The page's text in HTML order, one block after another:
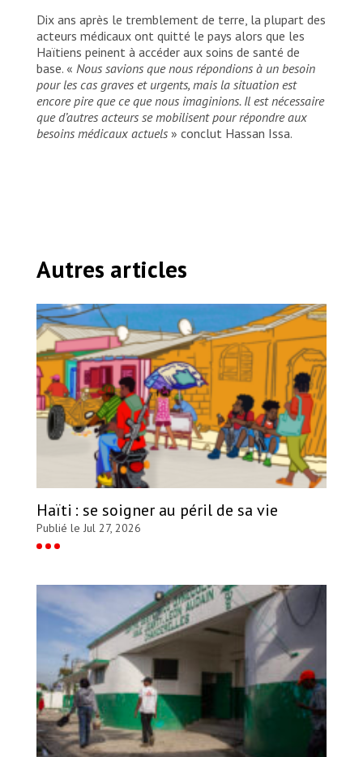
Dix ans après le tremblement de terre, la plupart des
acteurs médicaux ont quitté le pays alors que les
Haïtiens peinent à accéder aux soins de santé de
base. « Nous savions que nous répondions à un besoin
pour les cas graves et urgents, mais la situation est
encore pire que ce que nous imaginions. Il est nécessaire
que d’autres acteurs se mobilisent pour répondre aux
besoins médicaux actuels » conclut Hassan Issa.
Autres articles
Haïti : se soigner au péril de sa vie
Publié le Jul 27, 2026